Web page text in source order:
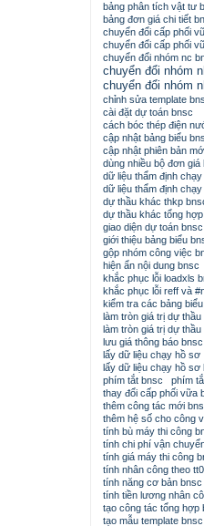
bảng phân tích vật tư
bảng đơn giá chi tiết
chuyển đổi cấp phối
chuyển đổi cấp phối
chuyển đổi nhóm nc
chuyển đổi nhóm
chuyển đổi nhóm
chỉnh sửa template
cài đặt dự toán bnsc
cách bóc thép điện
cập nhật bảng biểu
cập nhật phiên bản
dùng nhiều bộ đơn giá
dữ liệu thẩm định chạy
dữ liệu thẩm định
dự thầu khác thkp
dự thầu khác tổng
giao diện dự toán bnsc
giới thiệu bảng biểu
gộp nhóm công việc
hiện ẩn nội dung bnsc
khắc phục lỗi loadxls
khắc phục lỗi reff và
kiểm tra các bảng
làm tròn giá trị dự thầu
làm tròn giá trị dự thầu
lưu giá thông báo bnsc
lấy dữ liệu chạy hồ sơ
lấy dữ liệu chạy hồ sơ
phím tắt bnsc
phím
thay đổi cấp phối vữa
thêm công tác mới
thêm hệ số cho công
tính bù máy thi công
tính chi phí vận
tính giá máy thi công
tính nhân công theo
tính năng cơ bản bnsc
tính tiền lương nhân
tạo công tác tổng hợp
tạo mẫu template bnsc